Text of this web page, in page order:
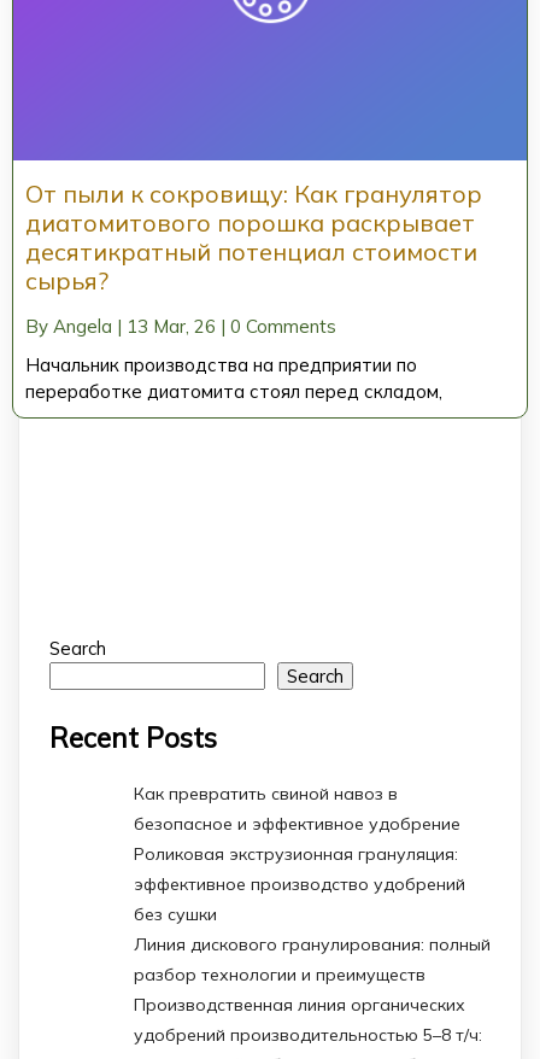
От пыли к сокровищу: Как гранулятор
диатомитового порошка раскрывает
десятикратный потенциал стоимости
сырья?
By Angela | 13 Mar, 26 | 0 Comments
Начальник производства на предприятии по
переработке диатомита стоял перед складом,
Search
Search
Recent Posts
Как превратить свиной навоз в
безопасное и эффективное удобрение
Роликовая экструзионная грануляция:
эффективное производство удобрений
без сушки
Линия дискового гранулирования: полный
разбор технологии и преимуществ
Производственная линия органических
удобрений производительностью 5–8 т/ч: